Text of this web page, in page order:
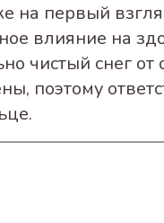
на первый
влияние на
чистый снег
поэтому